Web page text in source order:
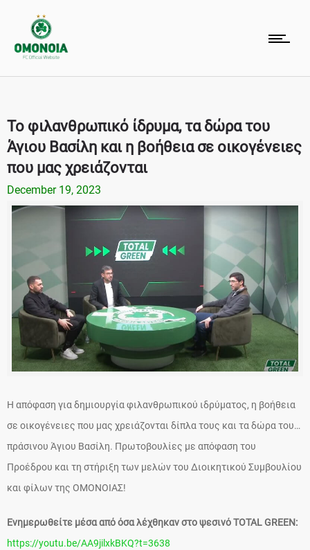
Το φιλανθρωπικό ίδρυμα, τα δώρα του
Άγιου Βασίλη και η βοήθεια σε οικογένειες
που μας χρειάζονται
December 19, 2023
Η απόφαση για δημιουργία φιλανθρωπικού ιδρύματος, η βοήθεια
σε οικογένειες που μας χρειάζονται δίπλα τους και τα δώρα του…
πράσινου Άγιου Βασίλη. Πρωτοβουλίες με απόφαση του
Προέδρου και τη στήριξη των μελών του Διοικητικού Συμβουλίου
και φίλων της ΟΜΟΝΟΙΑΣ!
Ενημερωθείτε μέσα από όσα λέχθηκαν στο ψεσινό TOTAL GREEN:
https://youtu.be/AA9jilxkBKQ?t=3638